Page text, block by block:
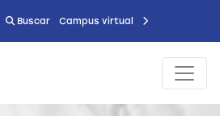
Buscar Campus virtual